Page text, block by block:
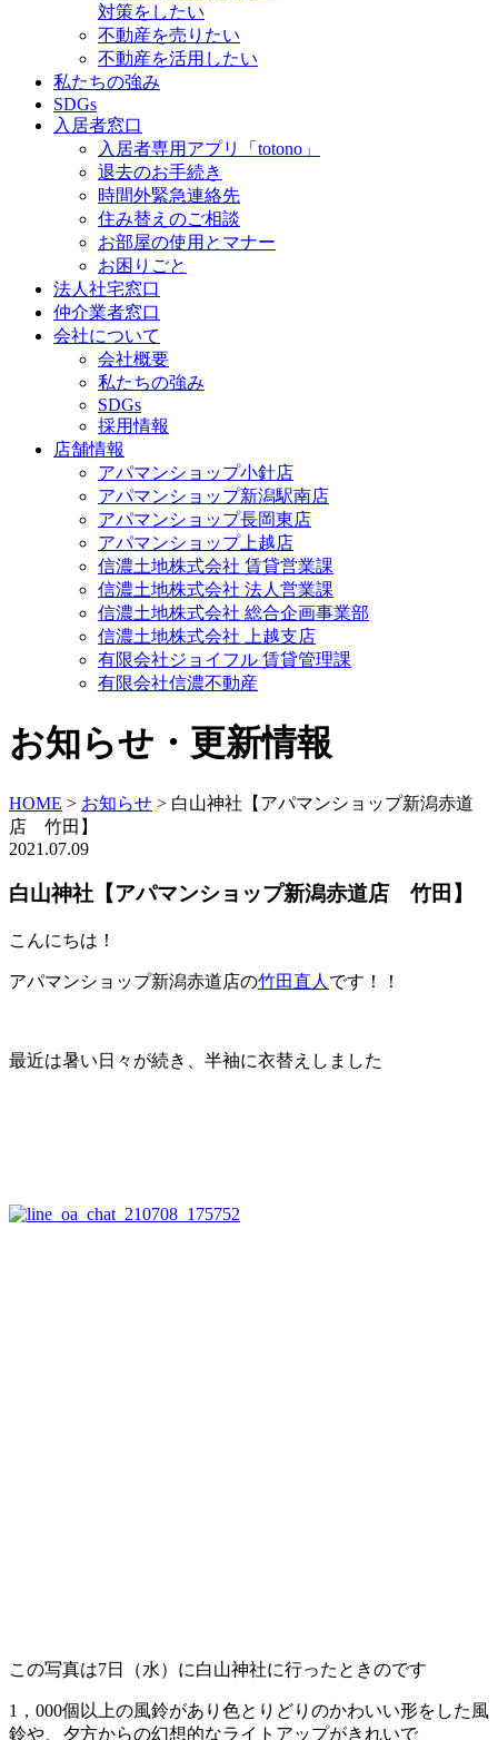
対策をしたい
不動産を売りたい
不動産を活用したい
私たちの強み
SDGs
入居者窓口
入居者専用アプリ「totono」
退去のお手続き
時間外緊急連絡先
住み替えのご相談
お部屋の使用とマナー
お困りごと
法人社宅窓口
仲介業者窓口
会社について
会社概要
私たちの強み
SDGs
採用情報
店舗情報
アパマンショップ小針店
アパマンショップ新潟駅南店
アパマンショップ長岡東店
アパマンショップ上越店
信濃土地株式会社 賃貸営業課
信濃土地株式会社 法人営業課
信濃土地株式会社 総合企画事業部
信濃土地株式会社 上越支店
有限会社ジョイフル 賃貸管理課
有限会社信濃不動産
お知らせ・更新情報
HOME > お知らせ > 白山神社【アパマンショップ新潟赤道
店 竹田】
2021.07.09
白山神社【アパマンショップ新潟赤道店 竹田】
こんにちは！
アパマンショップ新潟赤道店の竹田直人 です！！
最近は暑い日々が続き、半袖に衣替えしました
この写真は7日（水）に白山神社に行ったときのです
1，000個以上の風鈴があり色とりどりのかわいい形をした風
鈴や、夕方からの幻想的なライトアップがきれいで